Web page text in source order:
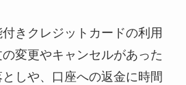
きクレジットカードの利用
変更やキャンセルがあった
しや、口座への返金に時間